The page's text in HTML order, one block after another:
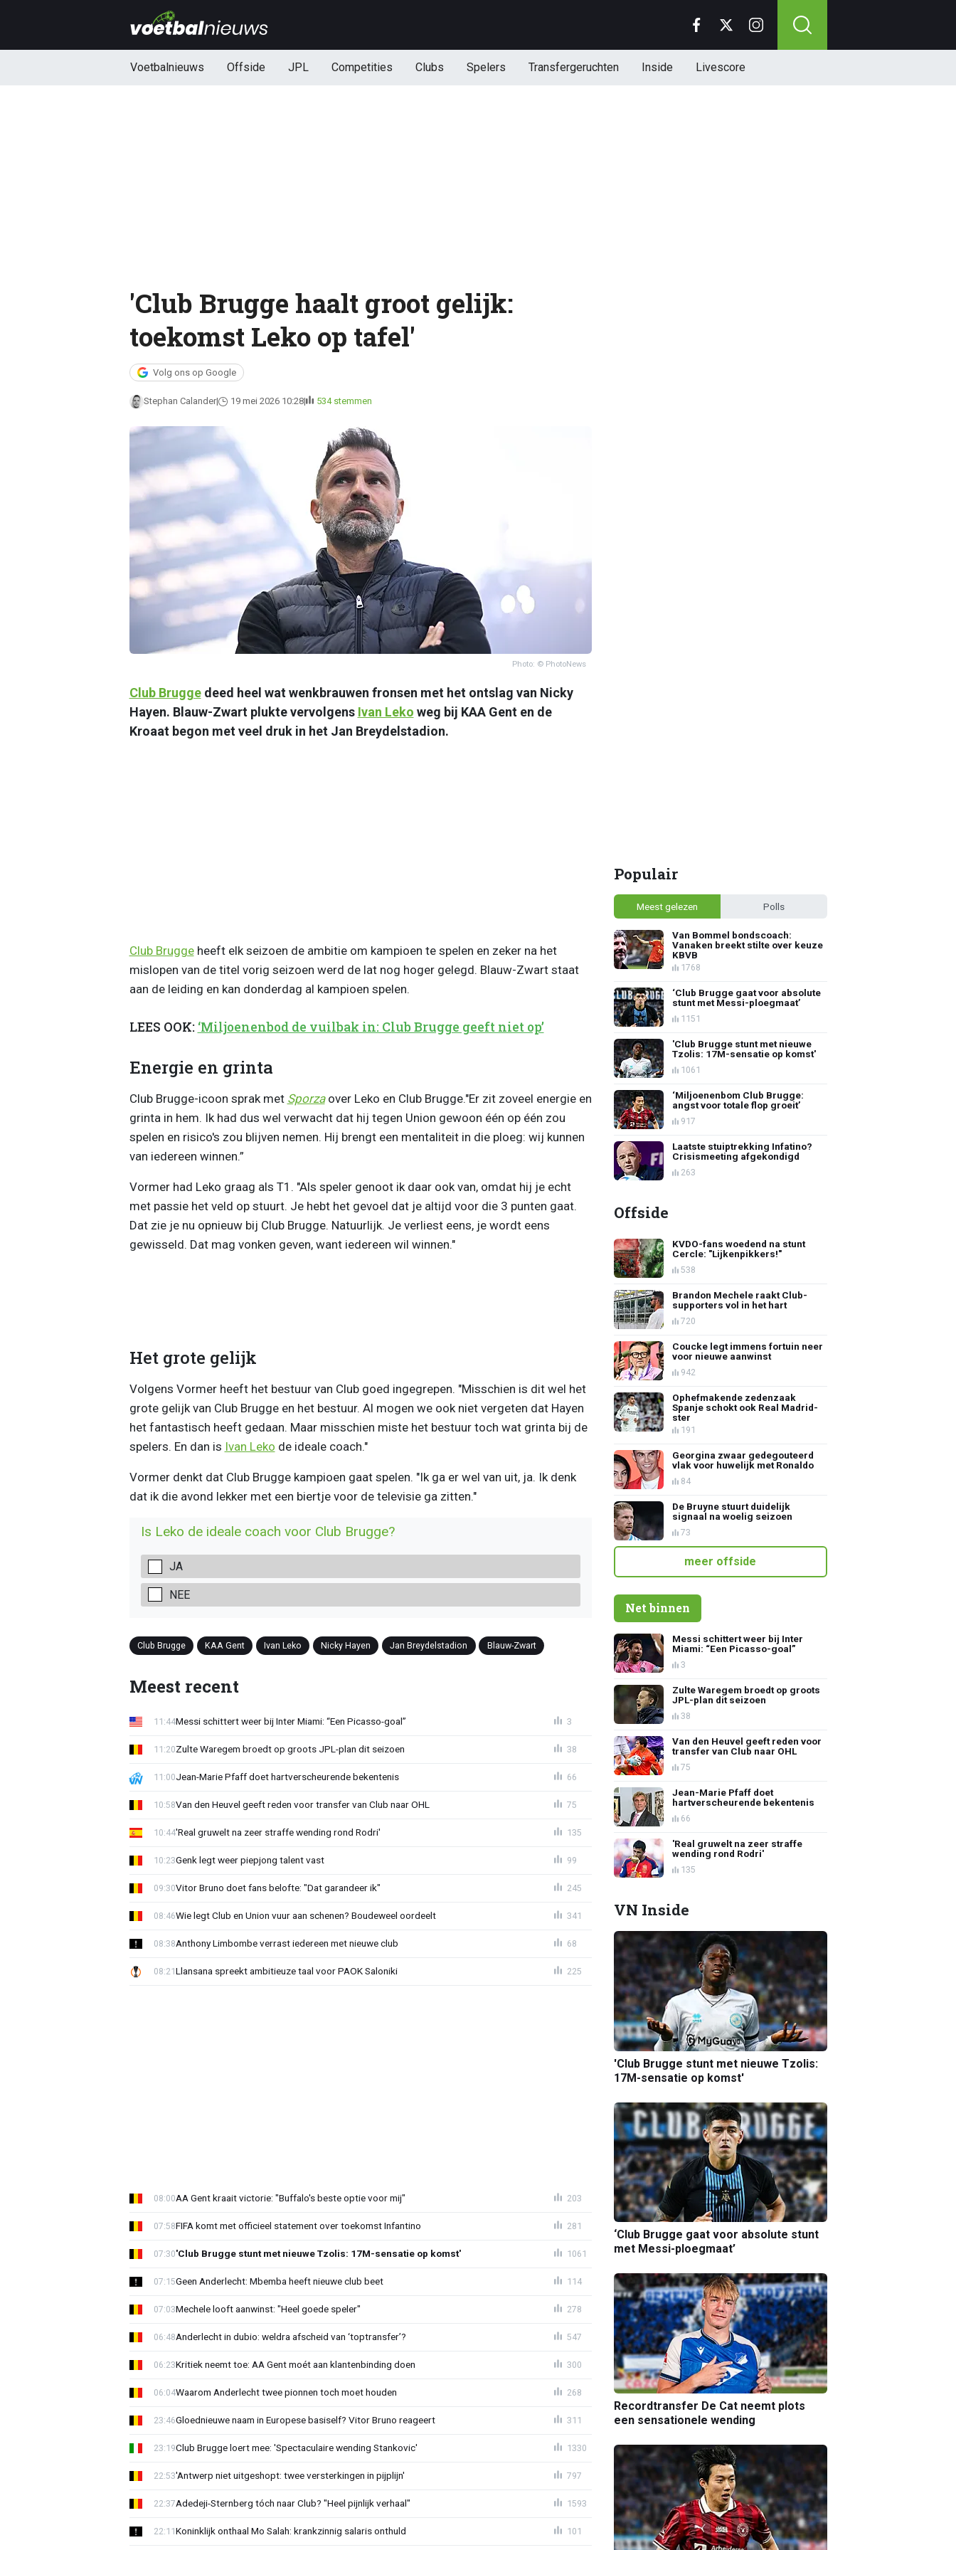
Voetbalnieuws Offside JPL Competities Clubs Spelers Transfergeruchten Inside Livescore
'Club Brugge haalt groot gelijk:
toekomst Leko op tafel'
Volg ons op Google
Stephan Calander 19 mei 2026 10:28 534 stemmen
Photo: © PhotoNews
Club Bruggedeed heel wat wenkbrauwen fronsen met het ontslag van Nicky
Hayen. Blauw-Zwart plukte vervolgens Ivan Leko weg bij KAA Gent en de
Kroaat begon met veel druk in het Jan Breydelstadion.
Club Bruggeheeft elk seizoen de ambitie om kampioen te spelen en zeker na het
mislopen van de titel vorig seizoen werd de lat nog hoger gelegd. Blauw-Zwart staat
aan de leiding en kan donderdag al kampioen spelen.
LEES OOK: ‘Miljoenenbod de vuilbak in: Club Brugge geeft niet op’
Energie en grinta
Club Brugge-icoon sprak met Sporzaover Leko en Club Brugge."Er zit zoveel energie en
grinta in hem. Ik had dus wel verwacht dat hij tegen Union gewoon één op één zou
spelen en risico's zou blijven nemen. Hij brengt een mentaliteit in die ploeg: wij kunnen
van iedereen winnen.”
Vormer had Leko graag als T1. "Als speler genoot ik daar ook van, omdat hij je echt
met passie het veld op stuurt. Je hebt het gevoel dat je altijd voor die 3 punten gaat.
Dat zie je nu opnieuw bij Club Brugge. Natuurlijk. Je verliest eens, je wordt eens
gewisseld. Dat mag vonken geven, want iedereen wil winnen."
Het grote gelijk
Volgens Vormer heeft het bestuur van Club goed ingegrepen. "Misschien is dit wel het
grote gelijk van Club Brugge en het bestuur. Al mogen we ook niet vergeten dat Hayen
het fantastisch heeft gedaan. Maar misschien miste het bestuur toch wat grinta bij de
spelers. En dan is Ivan Leko de ideale coach."
Vormer denkt dat Club Brugge kampioen gaat spelen. "Ik ga er wel van uit, ja. Ik denk
dat ik die avond lekker met een biertje voor de televisie ga zitten."
Is Leko de ideale coach voor Club Brugge?
JA
NEE
Club Brugge KAA Gent Ivan Leko Nicky Hayen Jan Breydelstadion Blauw-Zwart
Meest recent
Messi schittert weer bij Inter Miami: “Een Picasso-goal”
11:44 3
Zulte Waregem broedt op groots JPL-plan dit seizoen
11:20 38
Jean-Marie Pfaff doet hartverscheurende bekentenis
11:00 66
Van den Heuvel geeft reden voor transfer van Club naar OHL
10:58 75
'Real gruwelt na zeer straffe wending rond Rodri'
10:44 135
Genk legt weer piepjong talent vast
10:23 99
Vitor Bruno doet fans belofte: "Dat garandeer ik"
09:30 245
Wie legt Club en Union vuur aan schenen? Boudeweel oordeelt
08:46 341
Anthony Limbombe verrast iedereen met nieuwe club
08:38 68
Llansana spreekt ambitieuze taal voor PAOK Saloniki
08:21 225
AA Gent kraait victorie: "Buffalo's beste optie voor mij"
08:00 203
FIFA komt met officieel statement over toekomst Infantino
07:58 281
'Club Brugge stunt met nieuwe Tzolis: 17M-sensatie op komst'
07:30 1061
Geen Anderlecht: Mbemba heeft nieuwe club beet
07:15 114
Mechele looft aanwinst: "Heel goede speler"
07:03 278
Anderlecht in dubio: weldra afscheid van ‘toptransfer’?
06:48 547
Kritiek neemt toe: AA Gent moét aan klantenbinding doen
06:23 300
Waarom Anderlecht twee pionnen toch moet houden
06:04 268
Gloednieuwe naam in Europese basiself? Vitor Bruno reageert
23:46 311
Club Brugge loert mee: 'Spectaculaire wending Stankovic'
23:19 1330
'Antwerp niet uitgeshopt: twee versterkingen in pijplijn'
22:53 797
Adedeji-Sternberg tóch naar Club? "Heel pijnlijk verhaal"
22:37 1593
Koninklijk onthaal Mo Salah: krankzinnig salaris onthuld
22:11 101
Populair
Meest gelezen Polls
Van Bommel bondscoach:
Vanaken breekt stilte over keuze
KBVB
1768
‘Club Brugge gaat voor absolute
stunt met Messi-ploegmaat’
1151
'Club Brugge stunt met nieuwe
Tzolis: 17M-sensatie op komst'
1061
‘Miljoenenbom Club Brugge:
angst voor totale flop groeit’
917
Laatste stuiptrekking Infatino?
Crisismeeting afgekondigd
263
Offside
KVDO-fans woedend na stunt
Cercle: "Lijkenpikkers!"
538
Brandon Mechele raakt Club-
supporters vol in het hart
720
Coucke legt immens fortuin neer
voor nieuwe aanwinst
942
Ophefmakende zedenzaak
Spanje schokt ook Real Madrid-
ster
191
Georgina zwaar gedegouteerd
vlak voor huwelijk met Ronaldo
84
De Bruyne stuurt duidelijk
signaal na woelig seizoen
73
meer offside
Net binnen
Messi schittert weer bij Inter
Miami: “Een Picasso-goal”
3
Zulte Waregem broedt op groots
JPL-plan dit seizoen
38
Van den Heuvel geeft reden voor
transfer van Club naar OHL
75
Jean-Marie Pfaff doet
hartverscheurende bekentenis
66
'Real gruwelt na zeer straffe
wending rond Rodri'
135
VN Inside
'Club Brugge stunt met nieuwe Tzolis:
17M-sensatie op komst'
‘Club Brugge gaat voor absolute stunt
met Messi-ploegmaat’
Recordtransfer De Cat neemt plots
een sensationele wending